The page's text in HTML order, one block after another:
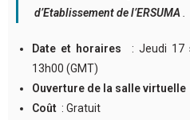
d’Etablissement de l’ERSUMA
Date et horaires : Jeudi 17
13h00 (GMT)
Ouverture de la salle virtuelle
Coût : Gratuit